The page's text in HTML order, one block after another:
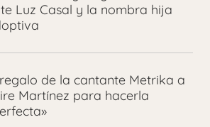
Luz Casal y la nombra hija
de la cantante Metrika a
Martínez para hacerla